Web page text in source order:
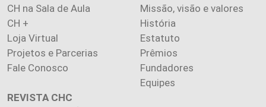
CH na Sala de Aula
CH +
Loja Virtual
Projetos e Parcerias
Fale Conosco
Missão, visão e valores
História
Estatuto
Prêmios
Fundadores
Equipes
REVISTA CHC